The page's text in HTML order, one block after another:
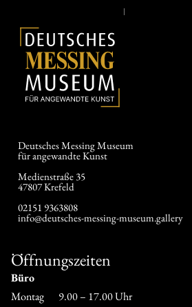
Deutsches Messing Museum
für angewandte Kunst
Medienstraße 35
47807 Krefeld
02151 9363808
info@deutsches-messing-museum.gallery
Öffnungszeiten
Büro
Montag 9.00 – 17.00 Uhr